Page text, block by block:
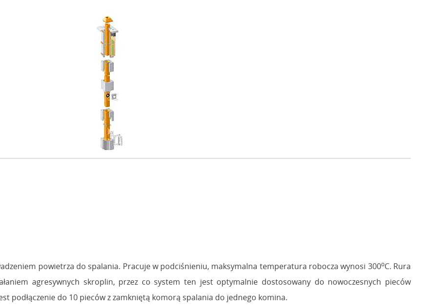
powietrza do spalania. Pracuje w podciśnieniu, maksymalna temperatura robocza wynosi 300oC. Rura
agresywnych skroplin, przez co system ten jest optymalnie dostosowany do nowoczesnych pieców
podłączenie do 10 pieców z zamkniętą komorą spalania do jednego komina.